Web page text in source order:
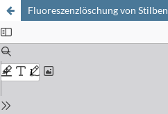
Fluoreszenzlöschung von Stilben